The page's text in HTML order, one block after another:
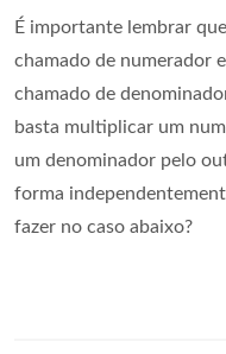
É importante lembrar
chamado de numerador
chamado de
basta multiplicar um
um denominador pelo
forma
fazer no caso abaixo?